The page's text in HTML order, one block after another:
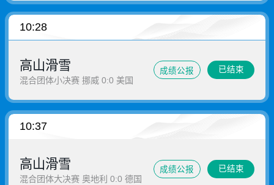
10:28
高山滑雪
混合团体小决赛 挪威 0:0 美国
成绩公报 已结束
10:37
高山滑雪
混合团体大决赛 奥地利 0:0 德国
成绩公报 已结束